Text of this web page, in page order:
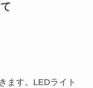
ます。LEDライト